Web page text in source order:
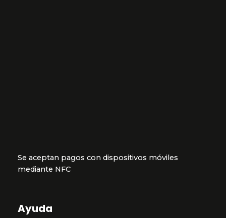
Se aceptan pagos con dispositivos móviles
mediante NFC
Ayuda